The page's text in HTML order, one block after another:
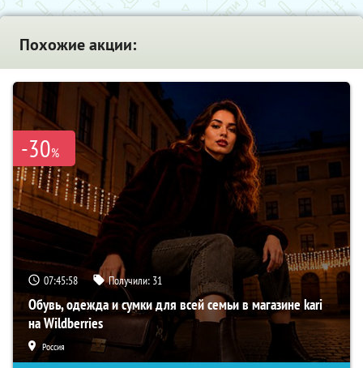
Похожие акции:
-30%
07:45:57 Получили: 31
Обувь, одежда и сумки для всей семьи в магазине kari
на Wildberries
Россия